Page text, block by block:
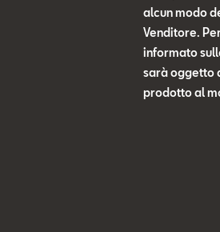
alcun modo
Venditore.
informato
sarà oggetto
prodotto al